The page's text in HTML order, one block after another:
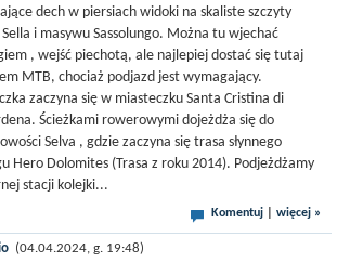
dech w piersiach widoki na skaliste szczyty
i masywu Sassolungo. Można tu wjechać
, wejść piechotą, ale najlepiej dostać się tutaj
MTB, chociaż podjazd jest wymagający.
zaczyna się w miasteczku Santa Cristina di
Ścieżkami rowerowymi dojeżdża się do
Selva , gdzie zaczyna się trasa słynnego
Hero Dolomites (Trasa z roku 2014). Podjeżdżamy
stacji kolejki...
Komentuj więcej »
(04.04.2024, g. 19:48)